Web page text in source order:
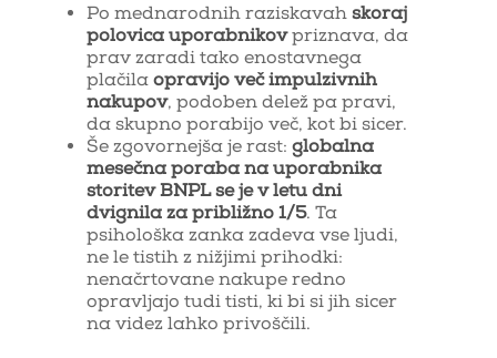
Po mednarodnih raziskavah skoraj
polovica uporabnikovpriznava, da
prav zaradi tako enostavnega
plačila opravijo več impulzivnih
nakupov, podoben delež pa pravi,
da skupno porabijo več, kot bi sicer.
Še zgovornejša je rast: globalna
mesečna poraba na uporabnika
storitev BNPL se je v letu dni
dvignila za približno 1/5. Ta
psihološka zanka zadeva vse ljudi,
ne le tistih z nižjimi prihodki:
nenačrtovane nakupe redno
opravljajo tudi tisti, ki bi si jih sicer
na videz lahko privoščili.